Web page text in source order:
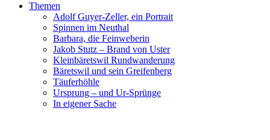
Themen
Adolf Guyer-Zeller, ein Portrait
Spinnen im Neuthal
Barbara, die Feinweberin
Jakob Stutz – Brand von Uster
Kleinbäretswil Rundwanderung
Bäretswil und sein Greifenberg
Täuferhöhle
Ursprung – und Ur-Sprünge
In eigener Sache